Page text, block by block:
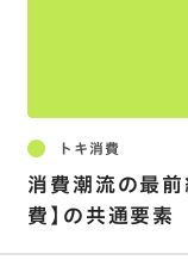
トキ消費
消費潮流の最前
費】の共通要素